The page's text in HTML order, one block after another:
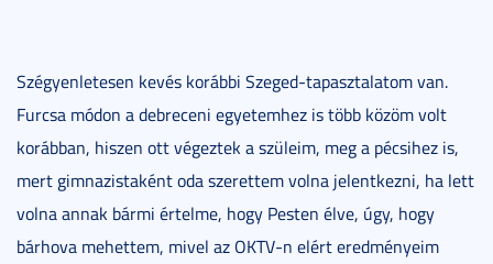
Szégyenletesen kevés korábbi Szeged-tapasztalatom van.
Furcsa módon a debreceni egyetemhez is több közöm volt
korábban, hiszen ott végeztek a szüleim, meg a pécsihez is,
mert gimnazistaként oda szerettem volna jelentkezni, ha lett
volna annak bármi értelme, hogy Pesten élve, úgy, hogy
bárhova mehettem, mivel az OKTV-n elért eredményeim